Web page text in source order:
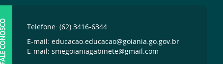
FALE CONOSCO
Telefone: (62) 3416-6344
E-mail: educacao.educacao@goiania.go.gov.br
E-mail: smegoianiagabinete@gmail.com